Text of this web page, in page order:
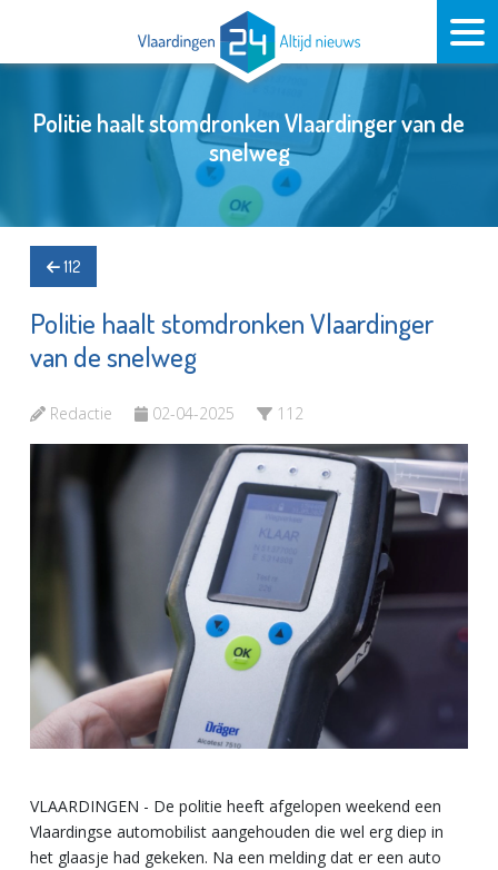
Politie haalt stomdronken Vlaardinger van de
snelweg
112
Politie haalt stomdronken Vlaardinger
van de snelweg
Redactie 02-04-2025 112
VLAARDINGEN - De politie heeft afgelopen weekend een
Vlaardingse automobilist aangehouden die wel erg diep in
het glaasje had gekeken. Na een melding dat er een auto